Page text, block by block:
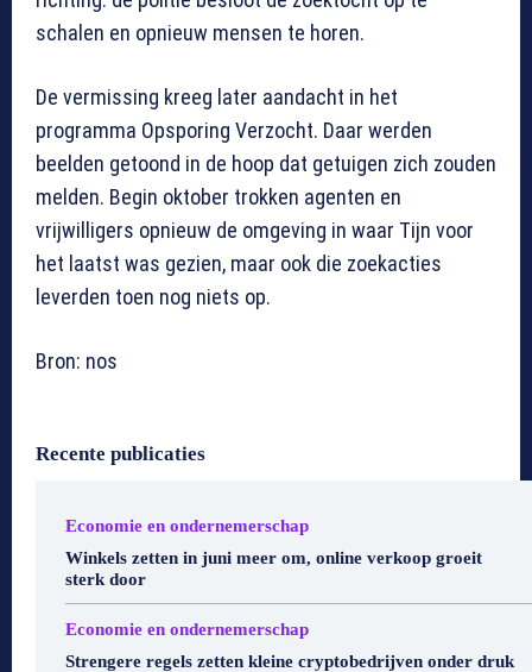
schalen en opnieuw mensen te horen.
De vermissing kreeg later aandacht in het
programma Opsporing Verzocht. Daar werden
beelden getoond in de hoop dat getuigen zich zouden
melden. Begin oktober trokken agenten en
vrijwilligers opnieuw de omgeving in waar Tijn voor
het laatst was gezien, maar ook die zoekacties
leverden toen nog niets op.
Bron: nos
Recente publicaties
Economie en ondernemerschap
Winkels zetten in juni meer om, online verkoop groeit
sterk door
Economie en ondernemerschap
Strengere regels zetten kleine cryptobedrijven onder druk